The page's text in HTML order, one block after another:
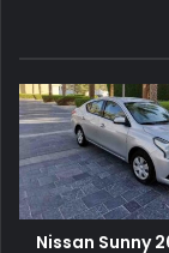
Nissan Sunny